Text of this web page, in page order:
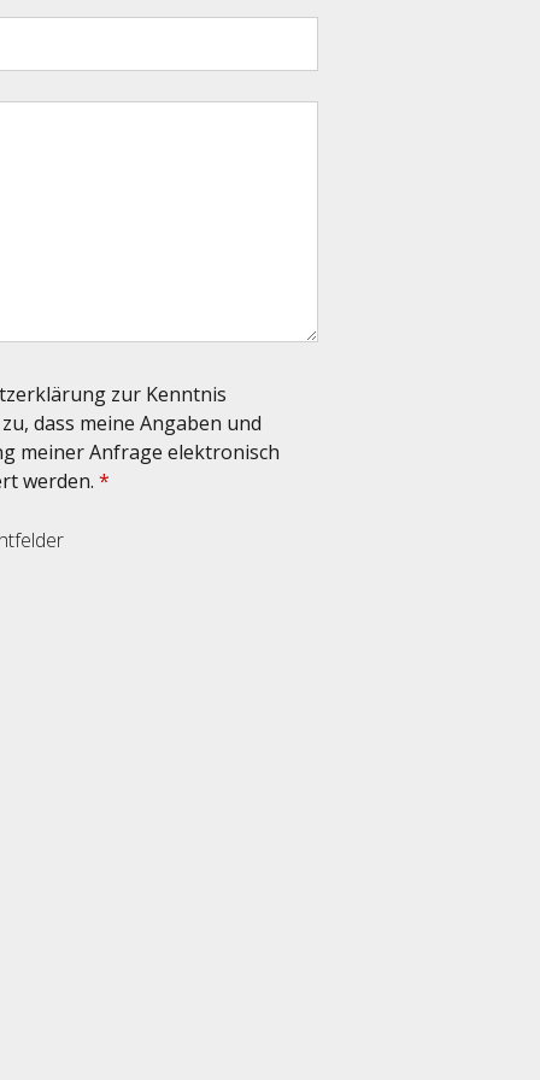
zur Kenntnis
dass meine Angaben und
meiner Anfrage elektronisch
werden. *